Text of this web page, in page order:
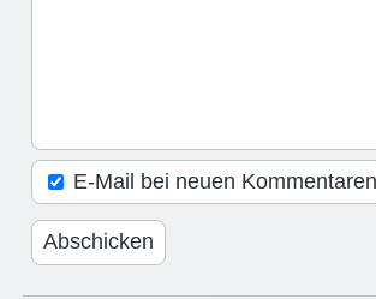
E-Mail bei neuen Kommentaren